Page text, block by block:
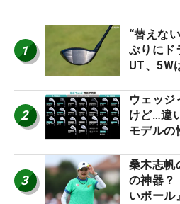
1
“替えな
ぶりにド
UT、5W
2
ウェッジ
けど…違
モデルの
3
桑木志帆
の神器
いボール